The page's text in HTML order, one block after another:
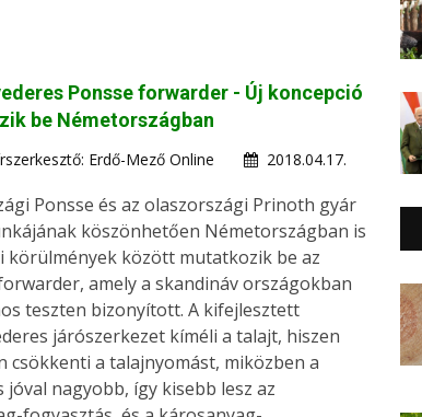
Ponsse forwarder - Új koncepció
be Németországban
Erdő-Mező Online 2018.04.17.
Ponsse és az olaszországi Prinoth gyár
köszönhetően Németországban is
körülmények között mutatkozik be az
amely a skandináv országokban
teszten bizonyított. A kifejlesztett
járószerkezet kíméli a talajt, hiszen
csökkenti a talajnyomást, miközben a
jóval nagyobb, így kisebb lesz az